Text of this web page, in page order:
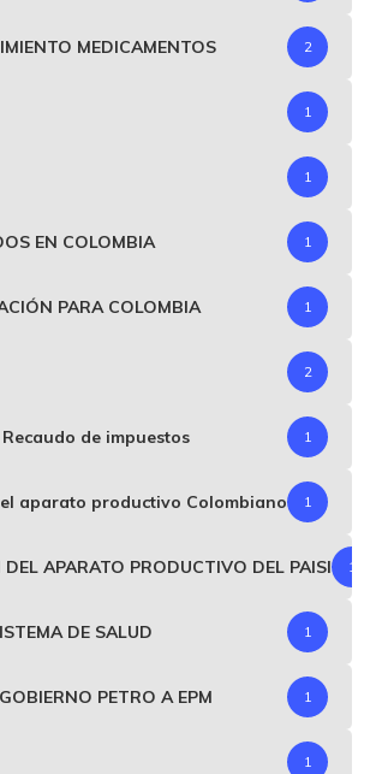
MEDICAMENTOS 2
1
1
EN COLOMBIA 1
PARA COLOMBIA 1
2
de impuestos 1
aparato productivo Colombiano 1
APARATO PRODUCTIVO DEL PAISI 1
DE SALUD 1
PETRO A EPM 1
1